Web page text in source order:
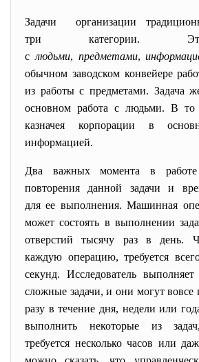
Задачи организации
три категории.
с людьми, предметами,информац
обычном заводском конвейере
из работы с предметами. Задача
основном работа с людьми. В то
казначея корпорации в
информацией.
Два важных момента в
повторения данной задачи и
для ее выполнения. Машинная
может состоять в выполнении
отверстий тысячу раз в день.
каждую операцию, требуется
секунд. Исследователь
сложные задачи, и они могут вовсе
разу в течение дня, недели или
выполнить некоторые из
требуется несколько часов или